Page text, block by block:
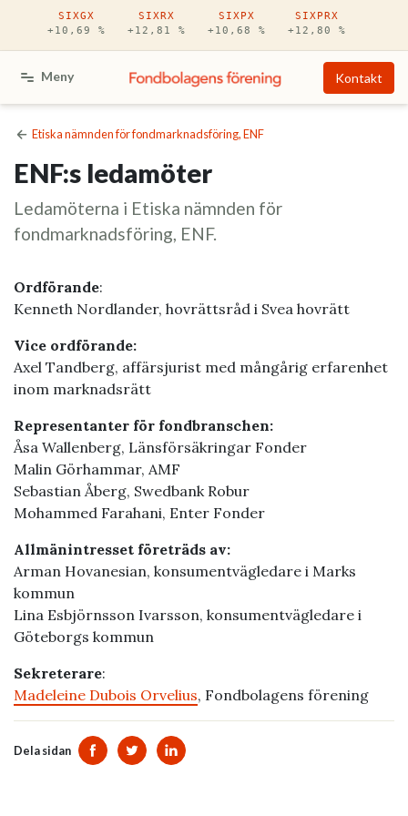
Hoppa till huvudinnehåll
SIXGX
+10,69 %
SIXRX
+12,81 %
SIXPX
+10,68 %
SIXPRX
+12,80 %
Meny Kontakt
Etiska nämnden för fondmarknadsföring, ENF
ENF:s ledamöter
Ledamöterna i Etiska nämnden för
fondmarknadsföring, ENF.
Ordförande:
Kenneth Nordlander, hovrättsråd i Svea hovrätt
Vice ordförande:
Axel Tandberg, affärsjurist med mångårig erfarenhet
inom marknadsrätt
Representanter för fondbranschen:
Åsa Wallenberg, Länsförsäkringar Fonder
Malin Görhammar, AMF
Sebastian Åberg, Swedbank Robur
Mohammed Farahani, Enter Fonder
Allmänintresset företräds av:
Arman Hovanesian, konsumentvägledare i Marks
kommun
Lina Esbjörnsson Ivarsson, konsumentvägledare i
Göteborgs kommun
Sekreterare:
Madeleine Dubois Orvelius, Fondbolagens förening
Dela sidan Dela sidan på Facebook
Dela sidan på Twitter
Dela sidan på Linkedin